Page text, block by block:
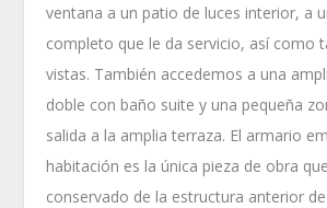
ventana a un patio de luces interior, a
completo que le da servicio, así como
vistas. También accedemos a una
doble con baño suite y una pequeña
salida a la amplia terraza. El armario
habitación es la única pieza de obra
conservado de la estructura anterior